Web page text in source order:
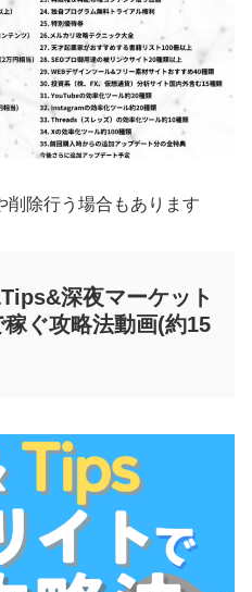
除行う場合もあります
深夜マーケット
ぐ攻略法動画(約15